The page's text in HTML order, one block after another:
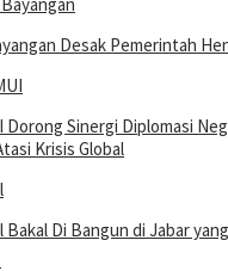
Desak Pemerintah
Dorong Sinergi Diplomasi
Krisis Global
Bakal Di Bangun di Jabar